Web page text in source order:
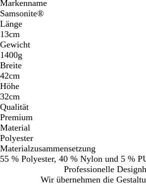
Markenname
Samsonite®
Länge
13cm
Gewicht
1400g
Breite
42cm
Höhe
32cm
Qualität
Premium
Material
Polyester
Materialzusammensetzung
55 % Polyester, 40 % Nylon und 5 %
Professionelle
Wir übernehmen die